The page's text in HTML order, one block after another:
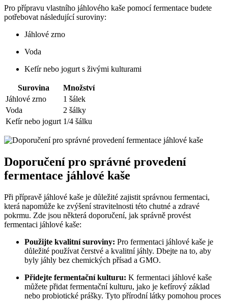
Pro přípravu vlastního jáhlového kaše pomocí fermentace budete
potřebovat následující suroviny:
Jáhlové zrno
Voda
Kefír nebo jogurt s živými kulturami
Surovina
Množství
Jáhlové zrno
1 šálek
Voda
2 šálky
Kefír nebo jogurt 1/4 šálku
Doporučení pro správné provedení
fermentace jáhlové kaše
Při přípravě jáhlové kaše je důležité zajistit správnou fermentaci,
která napomůže ke zvýšení stravitelnosti této chutné a zdravé
pokrmu. Zde jsou některá doporučení, jak správně provést
fermentaci jáhlové kaše:
Použijte kvalitní suroviny: Pro fermentaci jáhlové kaše je
důležité používat čerstvé a kvalitní jáhly. Dbejte na to, aby
byly jáhly bez chemických přísad a GMO.
Přidejte fermentační kulturu: K fermentaci jáhlové kaše
můžete přidat fermentační kulturu, jako je kefírový základ
nebo probiotické prášky. Tyto přírodní látky pomohou proces